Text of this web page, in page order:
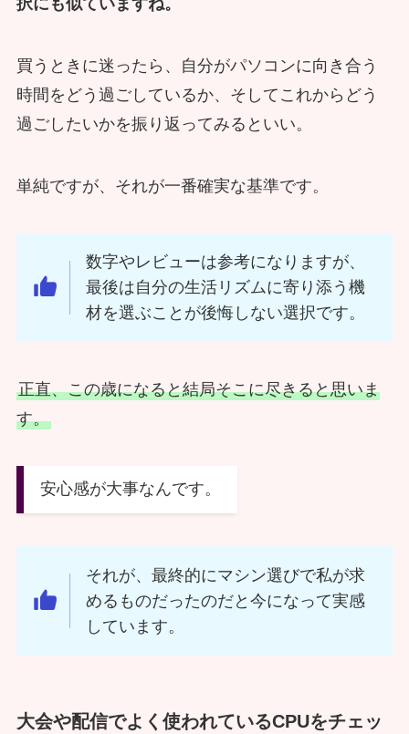
択にも似ていますね。
買うときに迷ったら、自分がパソコンに向き合う
時間をどう過ごしているか、そしてこれからどう
過ごしたいかを振り返ってみるといい。
単純ですが、それが一番確実な基準です。
数字やレビューは参考になりますが、
最後は自分の生活リズムに寄り添う機
材を選ぶことが後悔しない選択です。
正直、この歳になると結局そこに尽きると思いま
す。
安心感が大事なんです。
それが、最終的にマシン選びで私が求
めるものだったのだと今になって実感
しています。
大会や配信でよく使われているCPUをチェッ